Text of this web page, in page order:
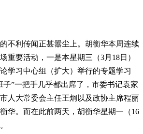
不利传闻正甚嚣尘上。胡衡华本周连续
重要活动，一是本星期三（3月18日）
学习中心组（扩大）举行的专题学习
子”一把手几乎都出席了，市委书记袁家
人大常委会主任王炯以及政协主席程丽
华。而在此前两天，胡衡华星期一（16